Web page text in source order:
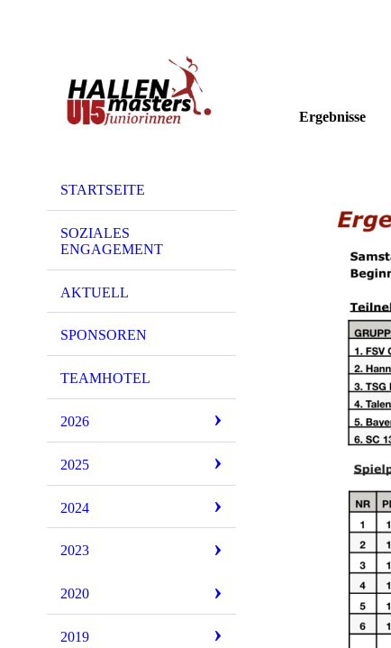
STARTSEITE
SOZIALES
ENGAGEMENT
AKTUELL
SPONSOREN
TEAMHOTEL
2026
2025
2024
2023
2020
2019
Ergebnisse